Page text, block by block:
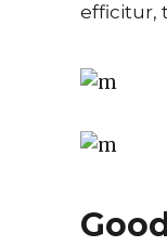
efficitur,